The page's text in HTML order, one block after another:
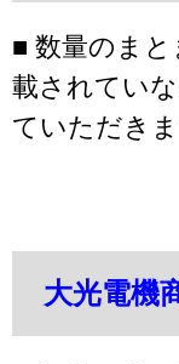
■ 数量のま
載されてい
ていただきま
大光電機